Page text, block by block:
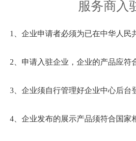
服务商入
1、企业申请者必须为已在中华人
2、申请入驻企业，企业的产品应符
3、企业须自行管理好企业中心后台
4、企业发布的展示产品须符合国家